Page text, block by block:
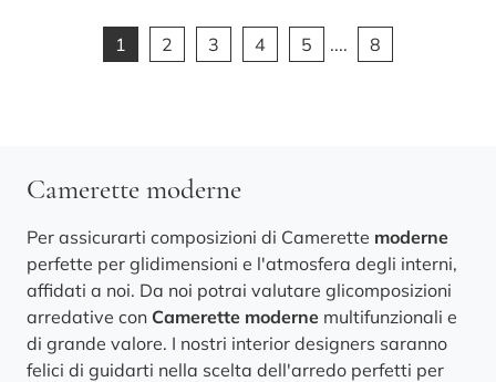
1 2 3 4 5 .... 8
Camerette moderne
Per assicurarti composizioni di Camerette moderne
perfette per glidimensioni e l'atmosfera degli interni,
affidati a noi. Da noi potrai valutare glicomposizioni
arredative con Camerette moderne multifunzionali e
di grande valore. I nostri interior designers saranno
felici di guidarti nella scelta dell'arredo perfetti per